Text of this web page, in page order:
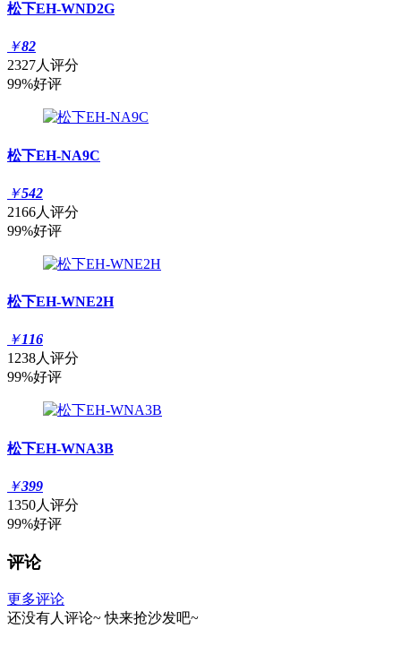
松下EH-WND2G
￥82
2327人评分
99%好评
松下EH-NA9C
￥542
2166人评分
99%好评
松下EH-WNE2H
￥116
1238人评分
99%好评
松下EH-WNA3B
￥399
1350人评分
99%好评
评论
更多评论
还没有人评论~ 快来抢沙发吧~